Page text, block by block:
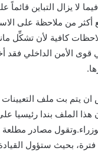
لا يزال التباين قائماً
أكثر من ملاحظة على
كافية لأن تشكِّل
قوى الأمن الداخلي فقد
ان يتم بت ملف التعيينات
هذا الملف بندا رئيسيا
مصادر مطلعة
بحيث ستؤول